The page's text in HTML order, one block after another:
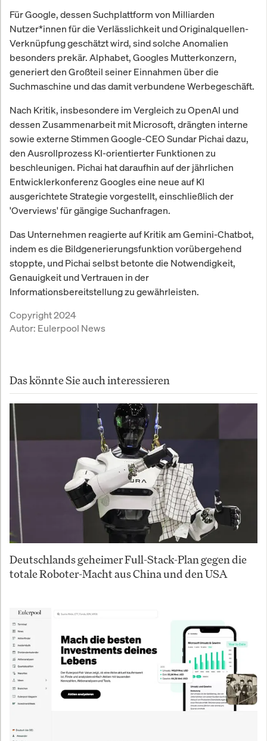
Für Google, dessen Suchplattform von Milliarden
Nutzer*innen für die Verlässlichkeit und Originalquellen-
Verknüpfung geschätzt wird, sind solche Anomalien
besonders prekär. Alphabet, Googles Mutterkonzern,
generiert den Großteil seiner Einnahmen über die
Suchmaschine und das damit verbundene Werbegeschäft.
Nach Kritik, insbesondere im Vergleich zu OpenAI und
dessen Zusammenarbeit mit Microsoft, drängten interne
sowie externe Stimmen Google-CEO Sundar Pichai dazu,
den Ausrollprozess KI-orientierter Funktionen zu
beschleunigen. Pichai hat daraufhin auf der jährlichen
Entwicklerkonferenz Googles eine neue auf KI
ausgerichtete Strategie vorgestellt, einschließlich der
'Overviews' für gängige Suchanfragen.
Das Unternehmen reagierte auf Kritik am Gemini-Chatbot,
indem es die Bildgenerierungsfunktion vorübergehend
stoppte, und Pichai selbst betonte die Notwendigkeit,
Genauigkeit und Vertrauen in der
Informationsbereitstellung zu gewährleisten.
Copyright 2024
Autor: Eulerpool News
Das könnte Sie auch interessieren
Deutschlands geheimer Full-Stack-Plan gegen die
totale Roboter-Macht aus China und den USA